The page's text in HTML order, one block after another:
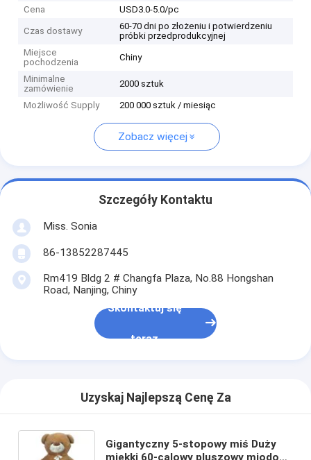
Cena
USD3.0-5.0/pc
Czas dostawy
60-70 dni po złożeniu i potwierdzeniu
próbki przedprodukcyjnej
Miejsce
pochodzenia
Chiny
Minimalne
zamówienie
2000 sztuk
Możliwość Supply 200 000 sztuk / miesiąc
Zobacz więcej
Szczegóły Kontaktu
Miss. Sonia
86-13852287445
Rm419 Bldg 2 # Changfa Plaza, No.88 Hongshan
Road, Nanjing, Chiny
Skontaktuj się
teraz
Uzyskaj Najlepszą Cenę Za
Gigantyczny 5-stopowy miś Duży
miękki 60-calowy pluszowy miodowy